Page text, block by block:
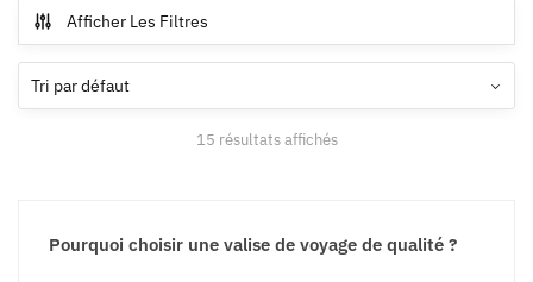
plusieurs
variations.
Les
la
Afficher Les Filtres
15 résultats affichés
Pourquoi choisir une valise de voyage de qualité ?